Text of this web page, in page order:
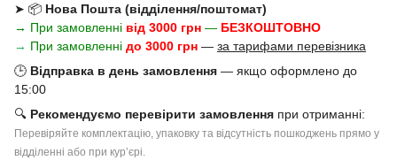
➤ 📦 Нова Пошта (відділення/поштомат)
→ При замовленні від 3000 грн — БЕЗКОШТОВНО
→ При замовленні до 3000 грн — за тарифами перевізника
🕒 Відправка в день замовлення — якщо оформлено до
15:00
🔍 Рекомендуємо перевірити замовлення при отриманні:
Перевіряйте комплектацію, упаковку та відсутність пошкоджень прямо у
відділенні або при курʼєрі.